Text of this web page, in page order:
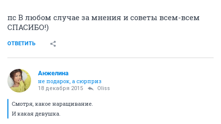
пс В любом случае за мнения и советы всем-всем
СПАСИБО!)
ОТВЕТИТЬ
Aнжелина
не подарок, а сюрприз
18 декабря 2015 Oliss
Смотря, какое наращивание.
И какая девушка.